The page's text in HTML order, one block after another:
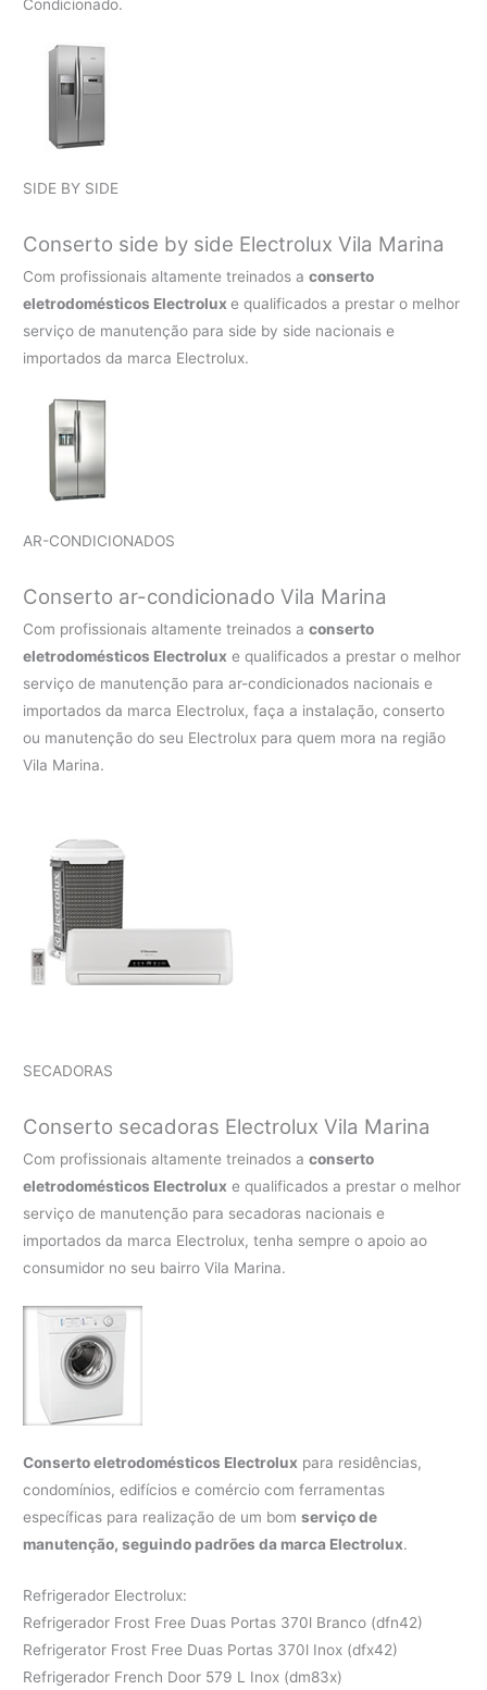
Condicionado.
SIDE BY SIDE
Conserto side by side Electrolux Vila Marina
Com profissionais altamente treinados aconserto
eletrodomésticos Electroluxe qualificados a prestar o melhor
serviço de manutenção para side by side nacionais e
importados da marca Electrolux.
AR-CONDICIONADOS
Conserto ar-condicionado Vila Marina
Com profissionais altamente treinados aconserto
eletrodomésticos Electrolux e qualificados a prestar o melhor
serviço de manutenção para ar-condicionados nacionais e
importados da marca Electrolux, faça a instalação, conserto
ou manutenção do seu Electrolux para quem mora na região
Vila Marina.
SECADORAS
Conserto secadoras Electrolux Vila Marina
Com profissionais altamente treinados aconserto
eletrodomésticos Electrolux e qualificados a prestar o melhor
serviço de manutenção para secadoras nacionais e
importados da marca Electrolux, tenha sempre o apoio ao
consumidor no seu bairro Vila Marina.
Conserto eletrodomésticos Electrolux para residências,
condomínios, edifícios e comércio com ferramentas
específicas para realização de um bomserviço de
manutenção, seguindo padrões da marca Electrolux.
Refrigerador Electrolux:
Refrigerador Frost Free Duas Portas 370l Branco (dfn42)
Refrigerator Frost Free Duas Portas 370l Inox (dfx42)
Refrigerador French Door 579 L Inox (dm83x)